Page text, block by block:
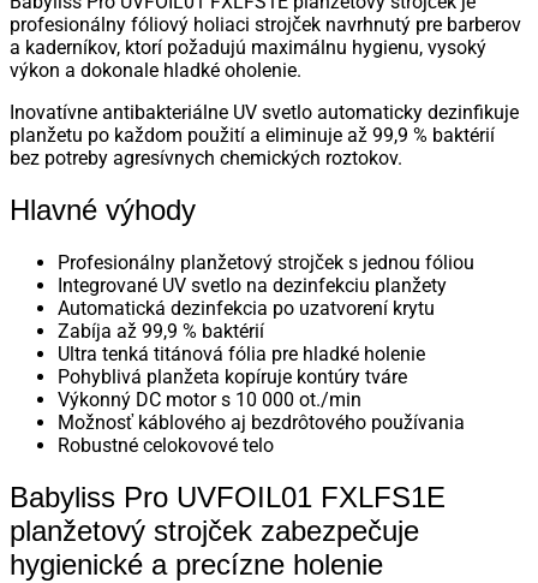
profesionálny fóliový holiaci strojček navrhnutý pre barberov
a kaderníkov, ktorí požadujú maximálnu hygienu, vysoký
výkon a dokonale hladké oholenie.
Inovatívne antibakteriálne UV svetlo automaticky dezinfikuje
planžetu po každom použití a eliminuje až 99,9 % baktérií
bez potreby agresívnych chemických roztokov.
Hlavné výhody
Profesionálny planžetový strojček s jednou fóliou
Integrované UV svetlo na dezinfekciu planžety
Automatická dezinfekcia po uzatvorení krytu
Zabíja až 99,9 % baktérií
Ultra tenká titánová fólia pre hladké holenie
Pohyblivá planžeta kopíruje kontúry tváre
Výkonný DC motor s 10 000 ot./min
Možnosť káblového aj bezdrôtového používania
Robustné celokovové telo
Babyliss Pro UVFOIL01 FXLFS1E
planžetový strojček zabezpečuje
hygienické a precízne holenie